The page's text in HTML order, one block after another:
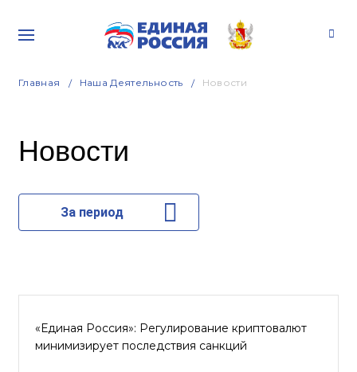
Главная Наша Деятельность Новости
Новости
За период
«Единая Россия»: Регулирование криптовалют
минимизирует последствия санкций